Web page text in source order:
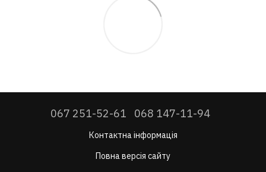
067 251-52-61 068 147-11-94
Контактна інформація
Повна версія сайту